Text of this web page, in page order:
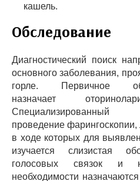
кашель.
Обследование
Диагностический поиск
основного заболевания,
горле. Первичное
назначает
проведение фарингоскопии,
в ходе которых для
изучается слизистая
голосовых связок и
необходимости